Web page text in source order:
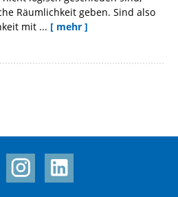
Räumlichkeit geben. Sind also
mit ... [ mehr ]